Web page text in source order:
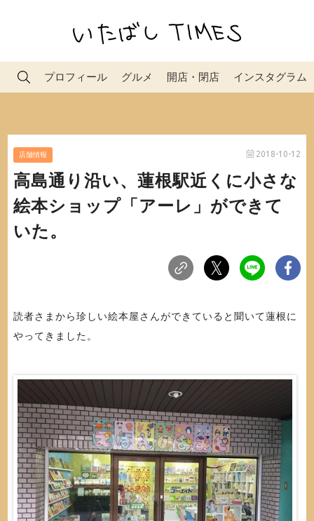
プロフィール グルメ 開店・閉店 インスタグラム
店舗情報 2018-10-12
高島通り沿い、蓮根駅近くに小さな
絵本ショップ「アーレ」ができて
いた。
読者さまから珍しい絵本屋さんができていると聞いて蓮根に
やってきました。